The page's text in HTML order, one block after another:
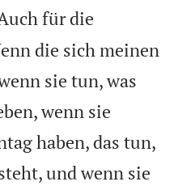
für die
die sich meinen
sie tun, was
wenn sie
haben, das tun,
und wenn sie